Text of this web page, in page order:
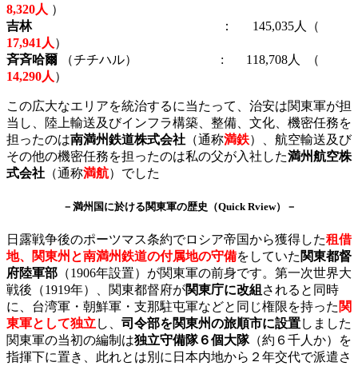
8,320人 ）
吉林： 145,035人（
17,941人 ）
斉斉哈爾 （チチハル） : 118,708人 （
14,290人 ）
この広大なエリアを統治するに当たって、治安は関東軍が担
当し、陸上輸送及びインフラ構築、整備、文化、機密任務を
担ったのは南満州鉄道株式会社 （通称満鉄）、航空輸送及び
その他の機密任務を担ったのは私の父が入社した満州航空株
式会社 （通称満航）でした
－満州国に於ける関東軍の歴史（Quick Rview）－
日露戦争後のポーツマス条約でロシア帝国から獲得した租借
地、関東州と南満州鉄道の付属地の守備をしていた 関東都督
府陸軍部 （1906年設置）が関東軍の前身です。第一次世界大
戦後（1919年）、関東都督府が関東庁に改組 されると同時
に、台湾軍・朝鮮軍・支那駐屯軍などと同じ権限を持った 関
東軍として独立 し、 司令部を関東州の旅順市に設置しました
関東軍の当初の編制は独立守備隊６個大隊（約６千人か）を
指揮下に置き、此れとは別に日本内地から２年交代で派遣さ